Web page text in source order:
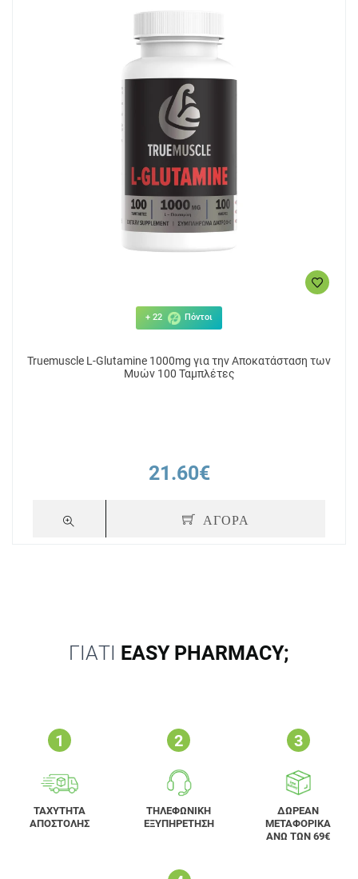
+ 22 Πόντοι
Truemuscle L-Glutamine 1000mg για την Αποκατάσταση των
Μυών 100 Ταμπλέτες
21.60€
ΑΓΟΡΑ
ΓΙΑΤΙ EASY PHARMACY;
ΤΑΧΥΤΗΤΑ
ΑΠΟΣΤΟΛΗΣ
ΤΗΛΕΦΩΝΙΚΗ
ΕΞΥΠΗΡΕΤΗΣΗ
ΔΩΡΕΑΝ
ΜΕΤΑΦΟΡΙΚΑ
ΑΝΩ ΤΩΝ 69€